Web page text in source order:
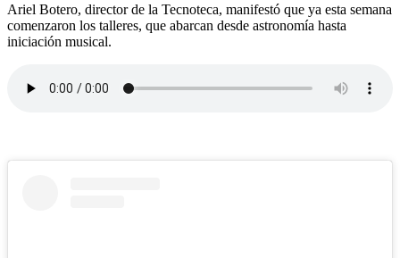
Ariel Botero, director de la Tecnoteca, manifestó que ya esta semana
comenzaron los talleres, que abarcan desde astronomía hasta
iniciación musical.